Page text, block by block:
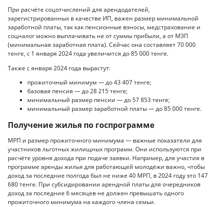
При расчёте соцотчислений для арендодателей,
зарегистрированных в качестве ИП, важен размер минимальной
заработной платы, так как пенсионные взносы, медстрахование и
соцналог можно выплачивать не от суммы прибыли, а от МЗП
(минимальная заработная плата). Сейчас она составляет 70 000
тенге, с 1 января 2024 года увеличится до 85 000 тенге.
Также с января 2024 года вырастут:
прожиточный минимум — до 43 407 тенге;
базовая пенсия — до 28 215 тенге;
минимальный размер пенсии — до 57 853 тенге;
минимальный размер заработной платы — до 85 000 тенге.
Получение жилья по госпрограмме
МРП и размер прожиточного минимума — важные показатели для
участников льготных жилищных программ. Они используются при
расчёте уровня дохода при подаче заявки. Например, для участия в
программе аренды жилья для работающей молодёжи важно, чтобы
доход за последние полгода был не ниже 40 МРП, в 2024 году это 147
680 тенге. При субсидировании арендной платы для очередников
доход за последние 6 месяцев не должен превышать одного
прожиточного минимума на каждого члена семьи.